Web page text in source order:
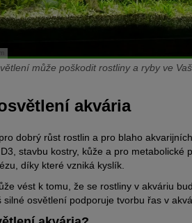
může poškodit rostliny a ryby ve
akvária
dobrý růst rostlin a pro blaho
stavbu kostry, kůže a pro metabolické
díky které vzniká kyslík.
vést k tomu, že se rostliny v akváriu
osvětlení podporuje tvorbu řas v